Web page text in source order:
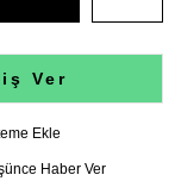
Ver
Ekle
Haber Ver